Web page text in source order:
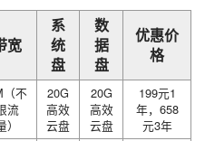
宽
系
统
盘
数
据
盘
优惠价
格
（不
流
）
20G
高效
云盘
20G
高效
云盘
199元1
年，658
元3年